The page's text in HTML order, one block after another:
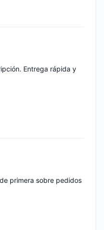
Entrega rápida y
primera sobre pedidos